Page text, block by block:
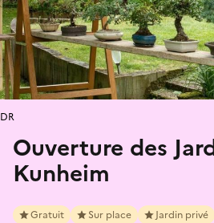
Ouverture des
Kunheim
Gratuit Sur place Jardin privé
DR